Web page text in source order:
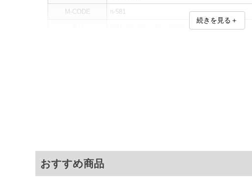
M-CODE n-581
面）によって、商品の色味が若干異なる場合がござ
※上記サイズが実際の商品に付いているタグのサイ
商品付属タグの記載もご確認下さい。
続きを見る＋
おすすめ商品